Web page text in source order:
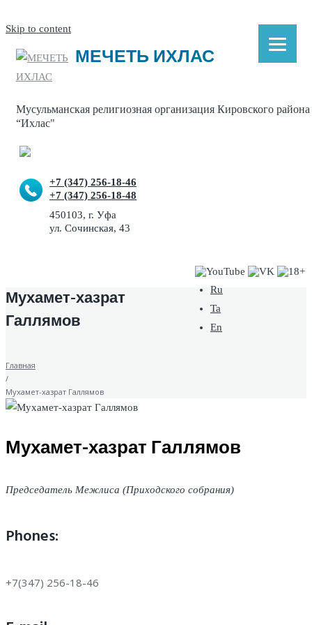
Skip to content
МЕЧЕТЬ ИХЛАС
Мусульманская религиозная организация Кировского
“Ихлас"
+7 (347) 256-18-46
+7 (347) 256-18-48
450103, г. Уфа
ул. Сочинская, 43
Ru
Ta
En
Мухамет-хазрат
Галлямов
Главная
/
Мухамет-хазрат Галлямов
Мухамет-хазрат Галлямов
Председатель Межлиса (Приходского собрания)
Phones:
+7(347) 256-18-46